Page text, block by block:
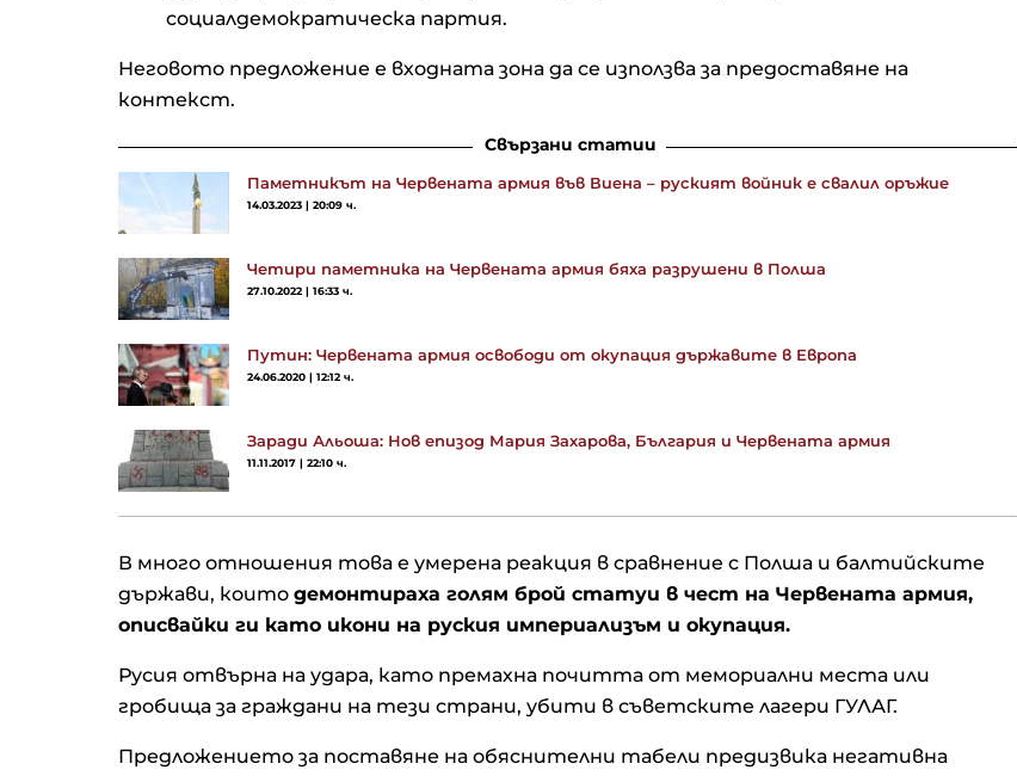
социалдемократическа партия.
Неговото предложение е входната зона да се използва за предоставяне на
контекст.
Свързани статии
Паметникът на Червената армия във Виена – руският войник е свалил оръжие
14.03.2023 | 20:09 ч.
Четири паметника на Червената армия бяха разрушени в Полша
27.10.2022 | 16:33 ч.
Путин: Червената армия освободи от окупация държавите в Европа
24.06.2020 | 12:12 ч.
Заради Альоша: Нов епизод Мария Захарова, България и Червената армия
11.11.2017 | 22:10 ч.
В много отношения това е умерена реакция в сравнение с Полша и балтийските
държави, които демонтираха голям брой статуи в чест на Червената армия,
описвайки ги като икони на руския империализъм и окупация.
Русия отвърна на удара, като премахна почитта от мемориални места или
гробища за граждани на тези страни, убити в съветските лагери ГУЛАГ.
Предложението за поставяне на обяснителни табели предизвика негативна
засилват охраната на
НАТО
промяна, Nasdaq се понижава*